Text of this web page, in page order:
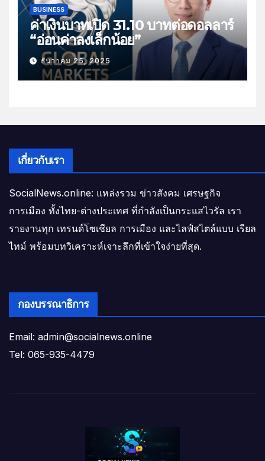
BUSINESS
ค่าเงินบาทเปิด 31.10 บาทต่อดอลลาร์
“อ่อนค่าลงเล็กน้อย”
ธันวาคม 25, 2025
เกี่ยวกับเรา
SocialNews.online: แหล่งรวม ข่าวสังคม เศรษฐกิจ
การเมือง ทั้งไทย-ต่างประเทศ ที่กำลังเป็นกระแสไวรัล เรา
รายงานทุก เทรนด์โซเชียล การเมือง และไลฟ์สไตล์แบบ เรียล
ไทม์ พร้อมบทวิเคราะห์เจาะลึกที่เข้าใจง่ายที่สุด.
กองบรรณาธิการ
Email: admin@socialnews.online
Tel: 065-935-4479